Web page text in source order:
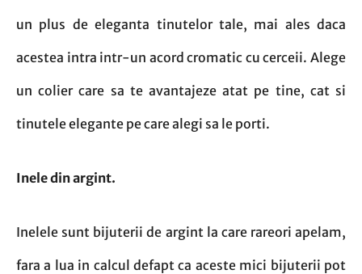
un plus de eleganta tinutelor tale, mai ales daca
acestea intra intr-un acord cromatic cu cerceii. Alege
un colier care sa te avantajeze atat pe tine, cat si
tinutele elegante pe care alegi sa le porti.
Inele din argint.
Inelele sunt bijuterii de argint la care rareori apelam,
fara a lua in calcul defapt ca aceste mici bijuterii pot